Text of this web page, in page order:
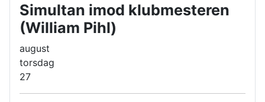
Simultan imod klubmesteren
(William Pihl)
august
torsdag
27